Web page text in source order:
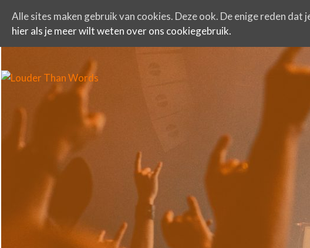
Alle sites maken gebruik van cookies. Deze ook. De enige reden
hier als je meer wilt weten over ons cookiegebruik.